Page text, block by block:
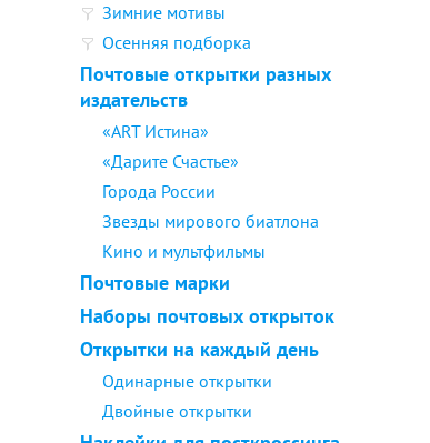
Зимние мотивы
Осенняя подборка
Почтовые открытки разных
издательств
«ART Истина»
«Дарите Счастье»
Города России
Звезды мирового биатлона
Кино и мультфильмы
Почтовые марки
Наборы почтовых открыток
Открытки на каждый день
Одинарные открытки
Двойные открытки